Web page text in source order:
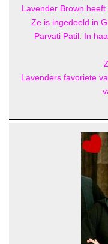
Lavender Brown
Ze is ingedeeld in
Parvati Patil. In
Lavenders favoriete